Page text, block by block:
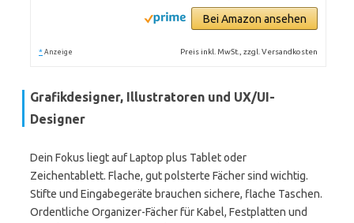
Bei Amazon ansehen
* Anzeige Preis inkl. MwSt., zzgl. Versandkosten
Grafikdesigner, Illustratoren und UX/UI-
Designer
Dein Fokus liegt auf Laptop plus Tablet oder
Zeichentablett. Flache, gut polsterte Fächer sind wichtig.
Stifte und Eingabegeräte brauchen sichere, flache Taschen.
Ordentliche Organizer-Fächer für Kabel, Festplatten und